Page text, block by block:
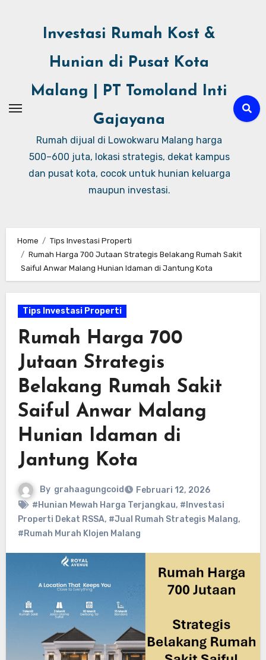
Investasi Rumah Kost &
Hunian di Pusat Kota
Malang | PT Tomoland Inti
Gajayana
Rumah dijual di Lowokwaru Malang harga
500–600 juta, lokasi strategis, dekat kampus
dan pusat kota, cocok untuk hunian keluarga
maupun investasi.
Home
Tips Investasi Properti
Rumah Harga 700 Jutaan Strategis Belakang Rumah Sakit
Saiful Anwar Malang Hunian Idaman di Jantung Kota
Tips Investasi Properti
Rumah Harga 700
Jutaan Strategis
Belakang Rumah Sakit
Saiful Anwar Malang
Hunian Idaman di
Jantung Kota
By grahaagungcoid
Februari 12, 2026
#Hunian Mewah Harga Terjangkau, #Investasi
Properti Dekat RSSA, #Jual Rumah Strategis Malang,
#Rumah Murah Klojen Malang